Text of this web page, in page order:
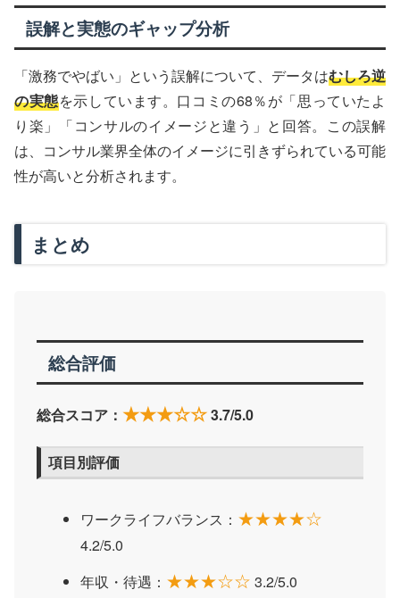
誤解と実態のギャップ分析
「激務でやばい」という誤解について、データはむしろ逆
の実態を示しています。口コミの68％が「思っていたよ
り楽」「コンサルのイメージと違う」と回答。この誤解
は、コンサル業界全体のイメージに引きずられている可能
性が高いと分析されます。
まとめ
総合評価
総合スコア： ★★★☆☆3.7/5.0
項目別評価
ワークライフバランス： ★★★★☆
4.2/5.0
年収・待遇： ★★★☆☆ 3.2/5.0